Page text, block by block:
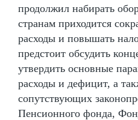
продолжил набирать
странам приходится
расходы и повышать
предстоит обсудить
утвердить основные
расходы и дефицит, а
сопутствующих
Пенсионного фонда,